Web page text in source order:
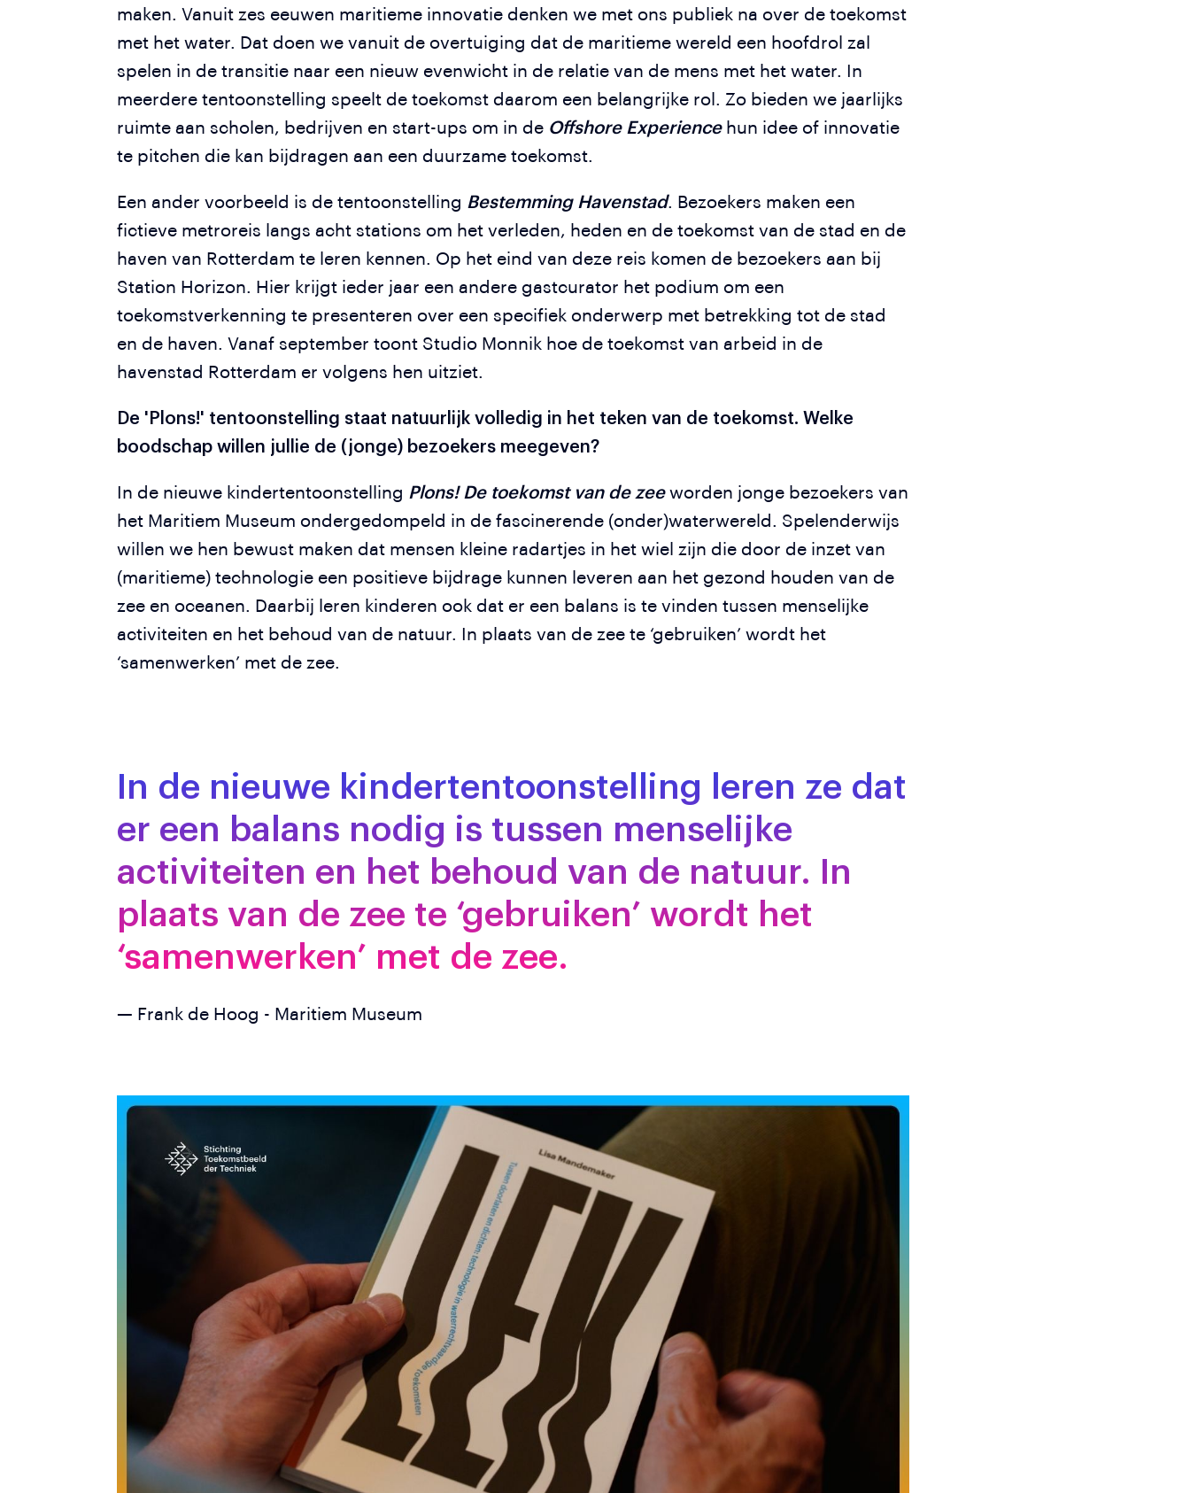
maken. Vanuit zes eeuwen maritieme innovatie denken we met ons publiek na over de toekomst
met het water. Dat doen we vanuit de overtuiging dat de maritieme wereld een hoofdrol zal
spelen in de transitie naar een nieuw evenwicht in de relatie van de mens met het water. In
meerdere tentoonstelling speelt de toekomst daarom een belangrijke rol. Zo bieden we jaarlijks
ruimte aan scholen, bedrijven en start-ups om in de Offshore Experiencehun idee of innovatie
te pitchen die kan bijdragen aan een duurzame toekomst.
Een ander voorbeeld is de tentoonstelling Bestemming Havenstad. Bezoekers maken een
fictieve metroreis langs acht stations om het verleden, heden en de toekomst van de stad en de
haven van Rotterdam te leren kennen. Op het eind van deze reis komen de bezoekers aan bij
Station Horizon. Hier krijgt ieder jaar een andere gastcurator het podium om een
toekomstverkenning te presenteren over een specifiek onderwerp met betrekking tot de stad
en de haven. Vanaf september toont Studio Monnik hoe de toekomst van arbeid in de
havenstad Rotterdam er volgens hen uitziet.
De 'Plons!' tentoonstelling staat natuurlijk volledig in het teken van de toekomst. Welke
boodschap willen jullie de (jonge) bezoekers meegeven?
In de nieuwe kindertentoonstelling Plons! De toekomst van de zeeworden jonge bezoekers van
het Maritiem Museum ondergedompeld in de fascinerende (onder)waterwereld. Spelenderwijs
willen we hen bewust maken dat mensen kleine radartjes in het wiel zijn die door de inzet van
(maritieme) technologie een positieve bijdrage kunnen leveren aan het gezond houden van de
zee en oceanen. Daarbij leren kinderen ook dat er een balans is te vinden tussen menselijke
activiteiten en het behoud van de natuur. In plaats van de zee te ‘gebruiken’ wordt het
‘samenwerken’ met de zee.
In de nieuwe kindertentoonstelling leren ze dat
er een balans nodig is tussen menselijke
activiteiten en het behoud van de natuur. In
plaats van de zee te ‘gebruiken’ wordt het
‘samenwerken’ met de zee.
— Frank de Hoog - Maritiem Museum